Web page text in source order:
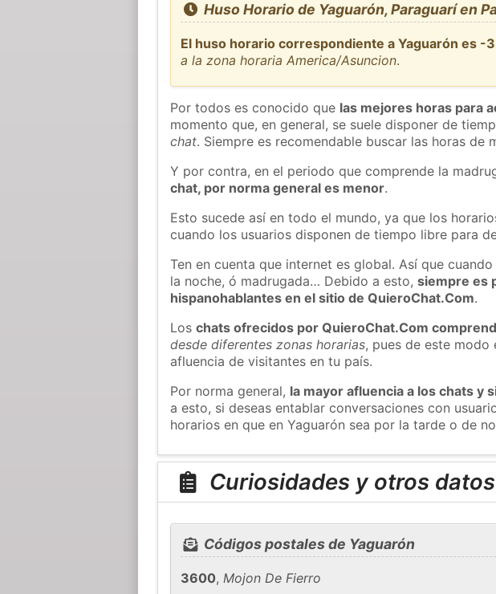
Huso Horario de Yaguarón, Paraguarí en
El huso horario correspondiente a Yaguarón es -
a la zona horaria America/Asuncion.
Por todos es conocido que las mejores horas para
momento que, en general, se suele disponer de
chat. Siempre es recomendable buscar las horas de
Y por contra, en el periodo que comprende la
chat, por norma general es menor.
Esto sucede así en todo el mundo, ya que los
cuando los usuarios disponen de tiempo libre para
Ten en cuenta que internet es global. Así que
la noche, ó madrugada… Debido a esto,siempre es
hispanohablantes en el sitio de QuieroChat.Com.
Loschats ofrecidos por QuieroChat.Com
desde diferentes zonas horarias, pues de este modo
afluencia de visitantes en tu país.
Por norma general, la mayor afluencia a los chats y
a esto, si deseas entablar conversaciones con
horarios en que en Yaguarón sea por la tarde o de
Curiosidades y otros
Códigos postales de Yaguarón
3600,Mojon De Fierro